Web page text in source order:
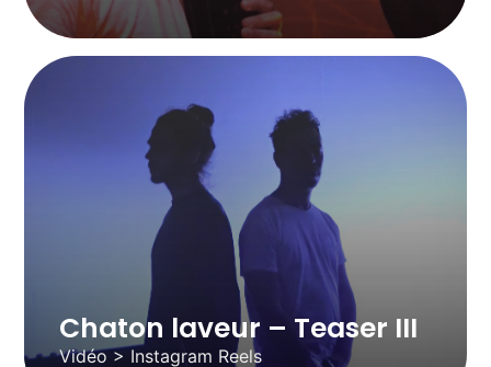
Chaton laveur – Teaser III
Vidéo > Instagram Reels